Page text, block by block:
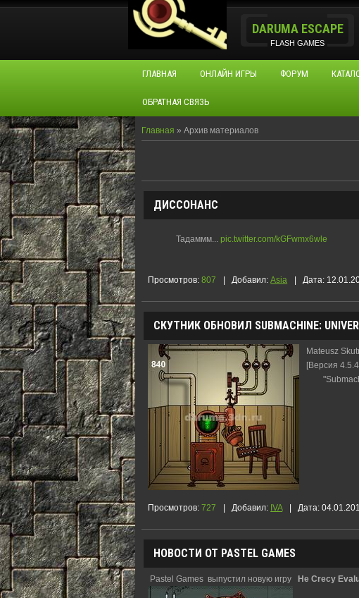
DARUMA ESCAPE
FLASH GAMES
ГЛАВНАЯ ОНЛАЙН ИГРЫ ФОРУМ
ОБРАТНАЯ СВЯЗЬ
Главная » Архив материалов
ДИССОНАНС
Тадаммм... pic.twitter.com/kGFwmx6wle
Просмотров: 807 | Добавил: Asia | Дата:
СКУТНИК ОБНОВИЛ SUBMACHINE:
Mateusz
[Версия
Просмотров: 727 | Добавил: IVA | Дата:
НОВОСТИ ОТ PASTEL GAMES
Pastel Games выпустил новую игру He Crecy